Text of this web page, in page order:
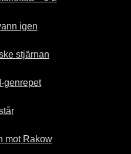
igen
stjärnan
genrepet
mot Rakow